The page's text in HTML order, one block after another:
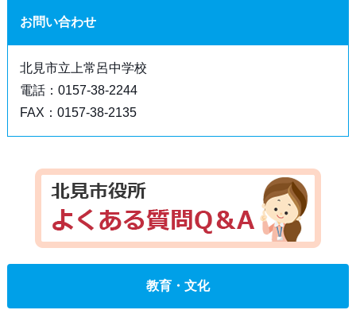
お問い合わせ
北見市立上常呂中学校
電話：0157-38-2244
FAX：0157-38-2135
教育・文化